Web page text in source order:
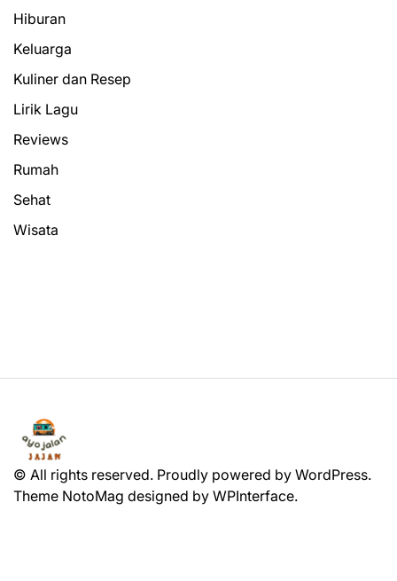
Hiburan
Keluarga
Kuliner dan Resep
Lirik Lagu
Reviews
Rumah
Sehat
Wisata
© All rights reserved. Proudly powered by WordPress.
Theme NotoMag designed by WPInterface.